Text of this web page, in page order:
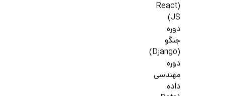
(React
JS)
دوره
جنگو
(Django)
دوره
مهندسی
داده